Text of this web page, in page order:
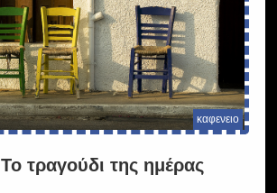
καφενειο
Το τραγούδι της ημέρας